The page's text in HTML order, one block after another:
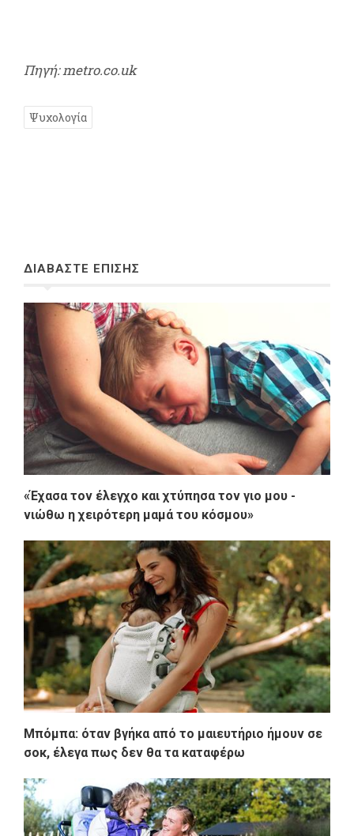
Πηγή: metro.co.uk
Ψυχολογία
ΔΙΑΒΑΣΤΕ ΕΠΙΣΗΣ
«Έχασα τον έλεγχο και χτύπησα τον γιο μου -
νιώθω η χειρότερη μαμά του κόσμου»
Μπόμπα: όταν βγήκα από το μαιευτήριο ήμουν σε
σοκ, έλεγα πως δεν θα τα καταφέρω